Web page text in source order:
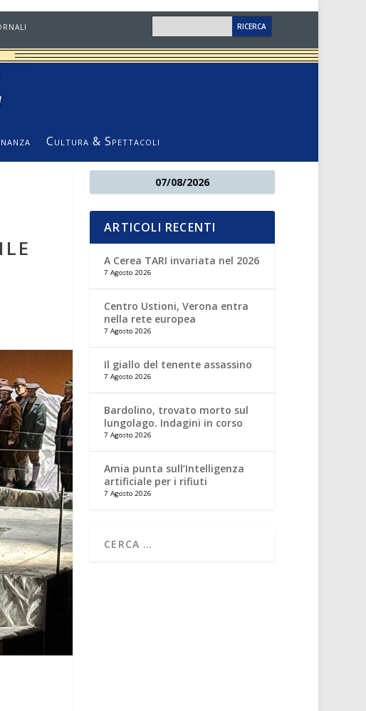
Cultura & Spettacoli
07/08/2026
ARTICOLI RECENTI
A Cerea TARI invariata nel 2026
7 Agosto 2026
Centro Ustioni, Verona entra
nella rete europea
7 Agosto 2026
Il giallo del tenente assassino
7 Agosto 2026
Bardolino, trovato morto sul
lungolago. Indagini in corso
7 Agosto 2026
Amia punta sull’Intelligenza
artificiale per i rifiuti
7 Agosto 2026